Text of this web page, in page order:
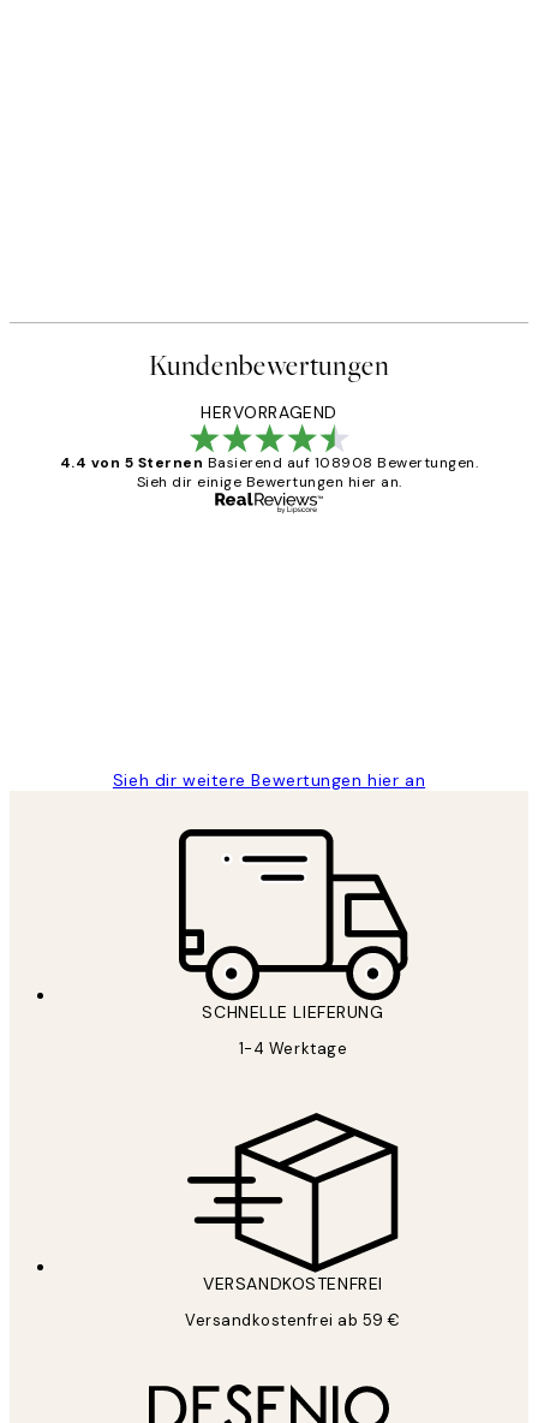
Kundenbewertungen
HERVORRAGEND
4.4 von 5 Sternen Basierend auf 108908 Bewertungen.
Sieh dir einige Bewertungen hier an.
Sieh dir weitere Bewertungen hier an
SCHNELLE LIEFERUNG
1-4 Werktage
VERSANDKOSTENFREI
Versandkostenfrei ab 59 €